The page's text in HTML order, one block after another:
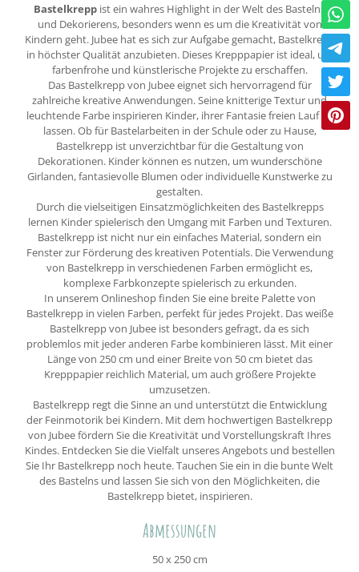
Bastelkrepp ist ein wahres Highlight in der Welt des Bastelns
und Dekorierens, besonders wenn es um die Kreativität von
Kindern geht. Jubee hat es sich zur Aufgabe gemacht, Bastelkrepp
in höchster Qualität anzubieten. Dieses Krepppapier ist ideal, um
farbenfrohe und künstlerische Projekte zu erschaffen.
Das Bastelkrepp von Jubee eignet sich hervorragend für
zahlreiche kreative Anwendungen. Seine knitterige Textur und
leuchtende Farbe inspirieren Kinder, ihrer Fantasie freien Lauf zu
lassen. Ob für Bastelarbeiten in der Schule oder zu Hause,
Bastelkrepp ist unverzichtbar für die Gestaltung von
Dekorationen. Kinder können es nutzen, um wunderschöne
Girlanden, fantasievolle Blumen oder individuelle Kunstwerke zu
gestalten.
Durch die vielseitigen Einsatzmöglichkeiten des Bastelkrepps
lernen Kinder spielerisch den Umgang mit Farben und Texturen.
Bastelkrepp ist nicht nur ein einfaches Material, sondern ein
Fenster zur Förderung des kreativen Potentials. Die Verwendung
von Bastelkrepp in verschiedenen Farben ermöglicht es,
komplexe Farbkonzepte spielerisch zu erkunden.
In unserem Onlineshop finden Sie eine breite Palette von
Bastelkrepp in vielen Farben, perfekt für jedes Projekt. Das weiße
Bastelkrepp von Jubee ist besonders gefragt, da es sich
problemlos mit jeder anderen Farbe kombinieren lässt. Mit einer
Länge von 250 cm und einer Breite von 50 cm bietet das
Krepppapier reichlich Material, um auch größere Projekte
umzusetzen.
Bastelkrepp regt die Sinne an und unterstützt die Entwicklung
der Feinmotorik bei Kindern. Mit dem hochwertigen Bastelkrepp
von Jubee fördern Sie die Kreativität und Vorstellungskraft Ihres
Kindes. Entdecken Sie die Vielfalt unseres Angebots und bestellen
Sie Ihr Bastelkrepp noch heute. Tauchen Sie ein in die bunte Welt
des Bastelns und lassen Sie sich von den Möglichkeiten, die
Bastelkrepp bietet, inspirieren.
Abmessungen
50 x 250 cm